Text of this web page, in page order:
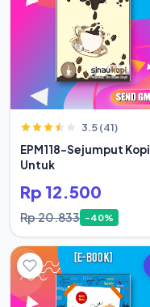
3.5 (41)
EPM118-Sejumput Kopi
Untuk
Rp 12.500
Rp 20.833 -40%